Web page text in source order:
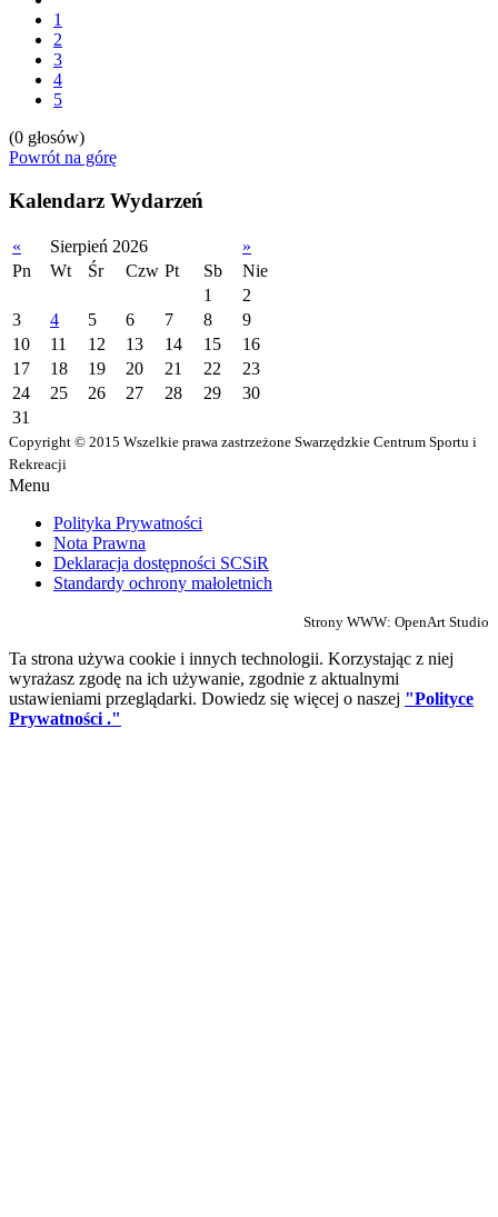
1
2
3
4
5
(0 głosów)
Powrót na górę
Kalendarz Wydarzeń
« Sierpień 2026
»
Pn
Wt Śr Czw Pt Sb
Nie
1
2
3
4 5 6 7 8
9
10
11 12 13 14 15
16
17
18 19 20 21 22
23
24
25 26 27 28 29
30
31
Copyright © 2015 Wszelkie prawa zastrzeżone Swarzędzkie Centrum Sportu i
Rekreacji
Menu
Polityka Prywatności
Nota Prawna
Deklaracja dostępności SCSiR
Standardy ochrony małoletnich
Strony WWW: OpenArt Studio
Ta strona używa cookie i innych technologii. Korzystając z niej
wyrażasz zgodę na ich używanie, zgodnie z aktualnymi
ustawieniami przeglądarki. Dowiedz się więcej o naszej "Polityce
Prywatności ."